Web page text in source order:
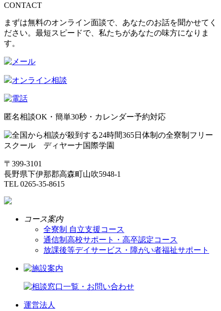
CONTACT
まずは無料のオンライン面談で、あなたのお話を聞かせてく
ださい。最短スピードで、私たちがあなたの味方になりま
す。
オンライン相談
匿名相談OK・簡単30秒・カレンダー予約対応
〒399-3101
長野県下伊那郡高森町山吹5948-1
TEL 0265-35-8615
コース案内
全寮制 自立支援コース
通信制高校サポート・高卒認定コース
放課後等デイサービス・障がい者福祉サポート
運営法人